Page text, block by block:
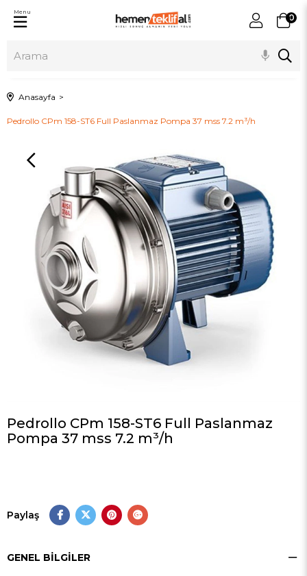
0
Menu
Anasayfa
Pedrollo CPm 158-ST6 Full Paslanmaz Pompa 37 mss 7.2 m³/h
Pedrollo CPm 158-ST6 Full Paslanmaz
Pompa 37 mss 7.2 m³/h
Paylaş
GENEL BILGILER